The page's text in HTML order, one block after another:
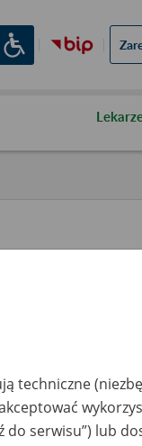
techniczne
do serwisu”) lub